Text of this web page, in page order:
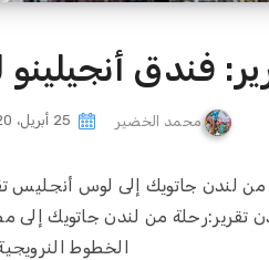
فندق
محمد الخضير 25 أبريل، 2020
تقرير:رحلة من لندن جاتويك إلى
الخطوط